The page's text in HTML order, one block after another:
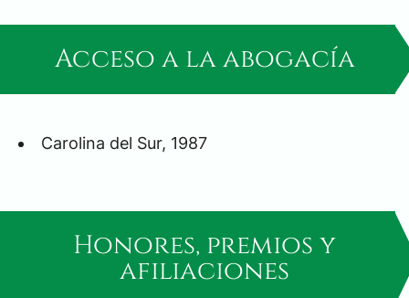
Acceso a la abogacía
Carolina del Sur, 1987
Honores, premios y
afiliaciones